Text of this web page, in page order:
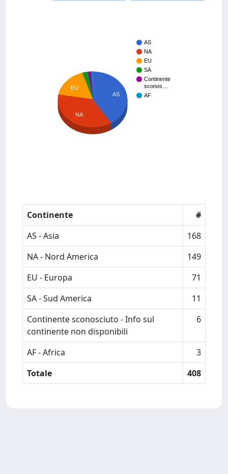
AS
NA
EU
SA
Continente
sconos…
AF
AS
EU
NA
Continente
#
AS - Asia
168
NA - Nord America
149
EU - Europa
71
SA - Sud America
11
Continente sconosciuto - Info sul
continente non disponibili
6
AF - Africa
3
Totale
408